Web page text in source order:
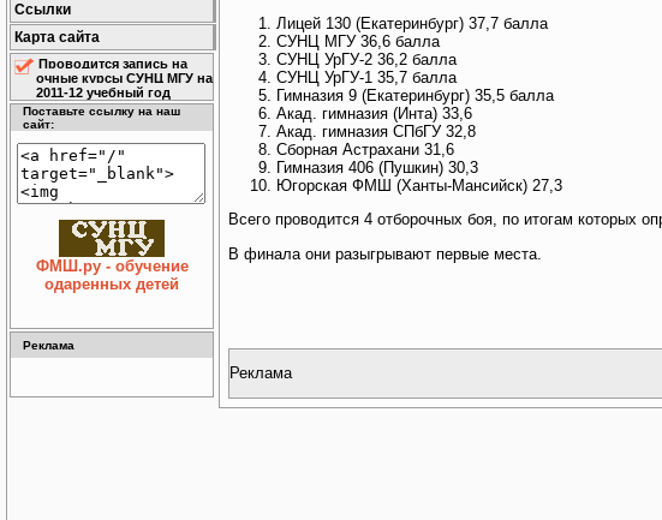
Ссылки
Карта сайта
Проводится запись на
очные курсы СУНЦ МГУ на
2011-12 учебный год
Поставьте ссылку на наш
сайт:
ФМШ.ру - обучение
одаренных детей
Реклама
Лицей 130 (Екатеринбург) 37,7 балла
СУНЦ МГУ 36,6 балла
СУНЦ УрГУ-2 36,2 балла
СУНЦ УрГУ-1 35,7 балла
Гимназия 9 (Екатеринбург) 35,5 балла
Акад. гимназия (Инта) 33,6
Акад. гимназия СПбГУ 32,8
Сборная Астрахани 31,6
Гимназия 406 (Пушкин) 30,3
Югорская ФМШ (Ханты-Мансийск) 27,3
Всего проводится 4 отборочных боя, по итогам которых
В финала они разыгрывают первые места.
Реклама